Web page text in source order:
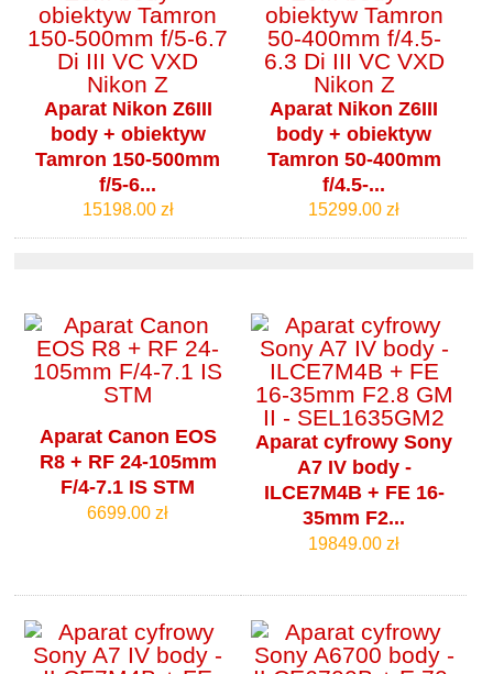
Aparat Nikon Z6III
body + obiektyw
Tamron 150-500mm
f/5-6...
15198.00 zł
Aparat Nikon Z6III
body + obiektyw
Tamron 50-400mm
f/4.5-...
15299.00 zł
Aparat Canon EOS
R8 + RF 24-105mm
F/4-7.1 IS STM
6699.00 zł
Aparat cyfrowy Sony
A7 IV body -
ILCE7M4B + FE 16-
35mm F2...
19849.00 zł